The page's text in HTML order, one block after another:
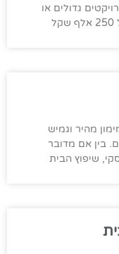
גדולים או
מהיר וגמיש
בין אם מדובר
שיפוץ הבית